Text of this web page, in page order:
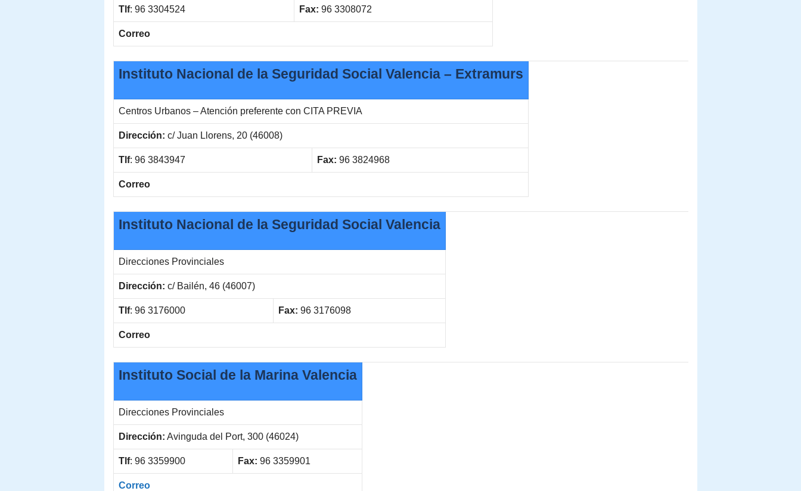
Tlf: 96 3304524 Fax: 96 3308072
Correo
Instituto Nacional de la Seguridad Social Valencia – Extramurs
Centros Urbanos – Atención preferente con CITA PREVIA
Dirección: c/ Juan Llorens, 20 (46008)
Tlf: 96 3843947 Fax: 96 3824968
Correo
Instituto Nacional de la Seguridad Social Valencia
Direcciones Provinciales
Dirección: c/ Bailén, 46 (46007)
Tlf: 96 3176000 Fax: 96 3176098
Correo
Instituto Social de la Marina Valencia
Direcciones Provinciales
Dirección: Avinguda del Port, 300 (46024)
Tlf: 96 3359900 Fax: 96 3359901
Correo